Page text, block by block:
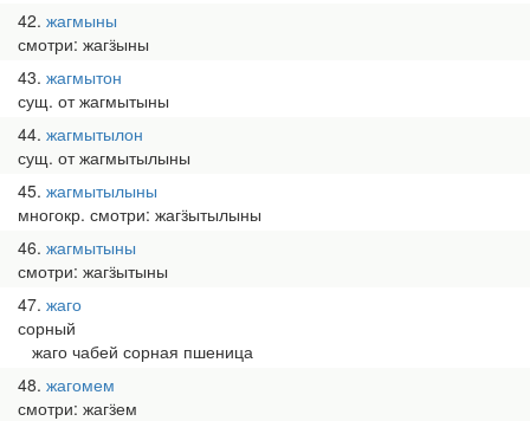
42 жагмыны
смотри: жагӟыны
43 жагмытон
сущ. от жагмытыны
44 жагмытылон
сущ. от жагмытылыны
45 жагмытылыны
многокр. смотри: жагӟытылыны
46 жагмытыны
смотри: жагӟытыны
47 жаго
сорный
жаго чабей сорная пшеница
48 жагомем
смотри: жагӟем